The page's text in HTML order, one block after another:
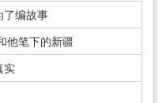
了编故事
笔下的新疆
实